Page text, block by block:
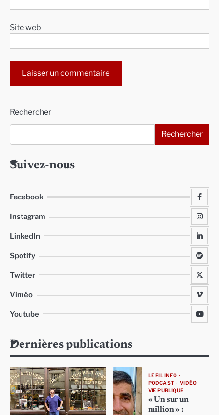
Site web
Rechercher
Rechercher
Suivez-nous
Facebook
Instagram
LinkedIn
Spotify
Twitter
Viméo
Youtube
Dernières publications
LE FIL INFO
PODCAST
VIDÉO
VIE PUBLIQUE
« Un sur un
million » :